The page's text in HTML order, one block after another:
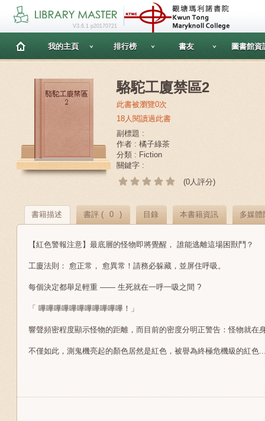
V3.6.1 p20170721
我的主頁 排行榜 書友 圖書館資
駱駝工廈禁區2
此書被瀏覽0次
18人閱讀過此書
副標題 :
作者 : 橘子綠茶
分類 : Fiction
關鍵字 :
(0人評分)
書籍描述 書評 ( 0 ) 目錄 本書籍資訊 多媒體
【紅色警報注意】最底層的怪物即將覺醒， 誰能逃離這場困獸鬥？
工廈法則： 愈正常， 愈異常！請務必躲藏，並屏住呼吸。
每個決定都舉足輕重 —— 生死就在一呼一吸之間 ?
「 嗶嗶嗶嗶嗶嗶嗶嗶嗶嗶嗶！」
響聲頻密程度顯示怪物的距離，而目前的密度分明正警告：怪物就在
不僅如此，測鬼機亮起的顏色居然是紅色，被譽為終極危機級的紅色